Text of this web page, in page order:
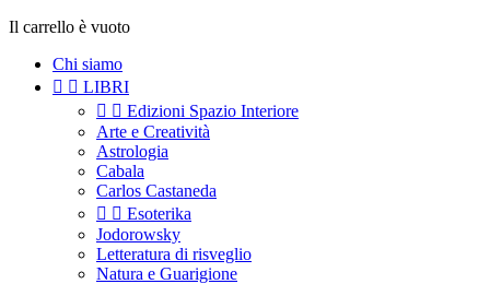
Il carrello è vuoto
Chi siamo
  LIBRI
  Edizioni Spazio Interiore
Arte e Creatività
Astrologia
Cabala
Carlos Castaneda
  Esoterika
Jodorowsky
Letteratura di risveglio
Natura e Guarigione